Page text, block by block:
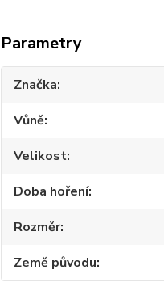
Parametry
Značka
Vůně
Velikost
Doba hoření
Rozměr
Země původu